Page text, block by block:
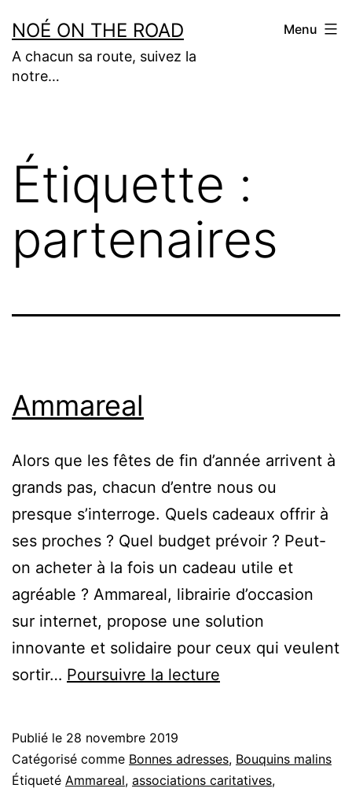
au
contenu
NOÉ ON THE ROAD
A chacun sa route, suivez la
notre…
Menu
Étiquette :
partenaires
Ammareal
Alors que les fêtes de fin d’année arrivent à
grands pas, chacun d’entre nous ou
presque s’interroge. Quels cadeaux offrir à
ses proches ? Quel budget prévoir ? Peut-
on acheter à la fois un cadeau utile et
agréable ? Ammareal, librairie d’occasion
sur internet, propose une solution
innovante et solidaire pour ceux qui veulent
sortir… Poursuivre la lecture
Publié le 28 novembre 2019
Catégorisé comme Bonnes adresses, Bouquins malins
Étiqueté Ammareal, associations caritatives,